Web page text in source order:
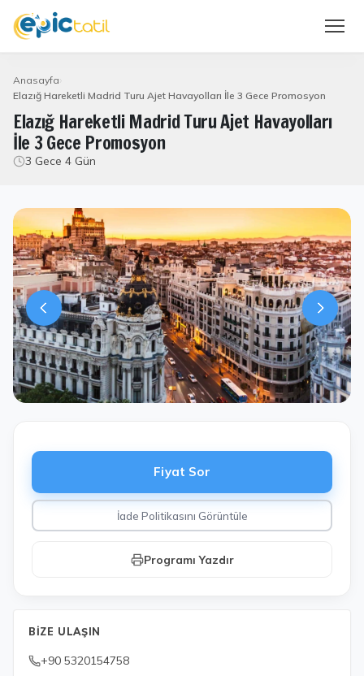
Anasayfa
Elazığ Hareketli Madrid Turu Ajet Havayolları İle 3 Gece Promosyon
Elazığ Hareketli Madrid Turu Ajet Havayolları
İle 3 Gece Promosyon
3 Gece 4 Gün
Fiyat Sor
İade Politikasını Görüntüle
Programı Yazdır
BIZE ULAŞIN
+90 5320154758